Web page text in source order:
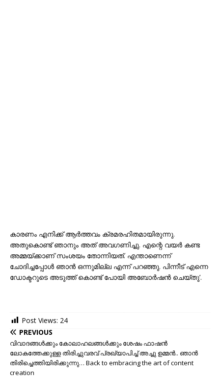
കാരണം എനിക്ക് ആർത്തവം ക്രമരഹിതമായിരുന്നു.
അതുകൊണ്ട് ഞാനും അത് അവഗണിച്ചു. എന്റെ വയർ കണ്ട
അമ്മയ്ക്കാണ് സംശയം തോന്നിയത്. എന്താണെന്ന്
ചോദിച്ചപ്പോൾ ഞാൻ ഒന്നുമില്ല എന്ന് പറഞ്ഞു. പിന്നീട് എന്നെ
ഡോക്ടറുടെ അടുത്ത് കൊണ്ട് പോയി അബോർഷൻ ചെയ്തു’.
Post Views: 24
PREVIOUS
വിവാദങ്ങൾക്കും കോലാഹലങ്ങൾക്കും ശേഷം ഫാഷൻ
ലോകത്തേക്കുള്ള തിരിച്ചുവരവ് പ്രഖ്യാപിച്ച് അച്ചു ഉമ്മൻ.. ഞാൻ
തിരിച്ചെത്തിയിരിക്കുന്നു… Back to embracing the art of content
creation